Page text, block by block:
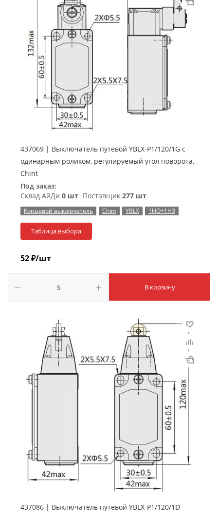
437069 | Выключатель путевой YBLX-P1/120/1G с
одинарным роликом, регулируемый угол поворота,
Chint
Под заказ:
Склад АйДи 0 шт Поставщик 277 шт
Концевой выключатель Chint YBLX 1НО+1НЗ
Таблица выбора
52₽/шт
В корзину
437086 | Выключатель путевой YBLX-P1/120/1D